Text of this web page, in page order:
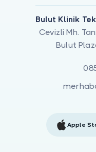
Bulut Klinik
Cevizli Mh.
Bulut
Apple